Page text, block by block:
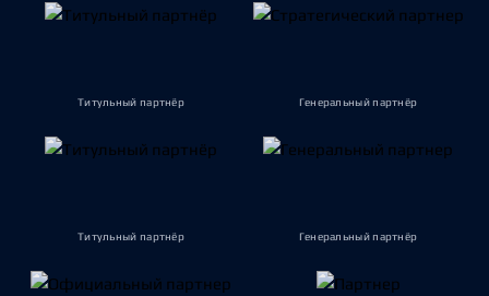
Титульный партнёр Генеральный партнёр
Титульный партнёр Генеральный партнёр